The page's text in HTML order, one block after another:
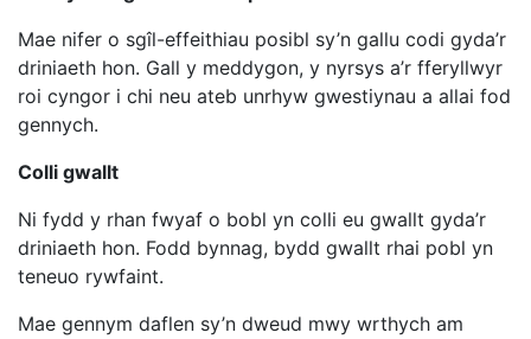
Mae nifer o sgîl-effeithiau posibl sy’n gallu codi gyda’r
driniaeth hon. Gall y meddygon, y nyrsys a’r fferyllwyr
roi cyngor i chi neu ateb unrhyw gwestiynau a allai fod
gennych.
Colli gwallt
Ni fydd y rhan fwyaf o bobl yn colli eu gwallt gyda’r
driniaeth hon. Fodd bynnag, bydd gwallt rhai pobl yn
teneuo rywfaint.
Mae gennym daflen sy’n dweud mwy wrthych am